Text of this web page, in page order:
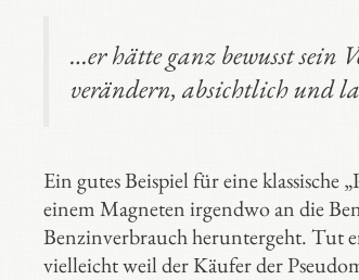
…er hätte ganz bewusst sein
verändern, absichtlich und
Ein gutes Beispiel für eine
einem Magneten irgendwo an die
Benzinverbrauch heruntergeht. Tut
vielleicht weil der Käufer der